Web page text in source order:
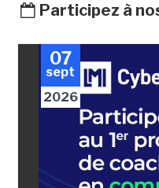
Participez à
07
sept
2026